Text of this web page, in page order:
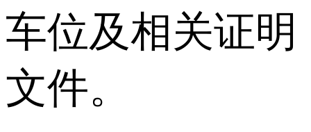
车位及相关证明
文件。